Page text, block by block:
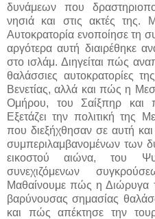
δυνάμεων που
νησιά και στις ακτές
Αυτοκρατορία ενοποίησε τη
αργότερα αυτή διαιρέθηκε
στο ισλάμ. Διηγείται πώς
θαλάσσιες αυτοκρατορίες
Βενετίας, αλλά και πώς η
Ομήρου, του Σαίξπηρ και
Εξετάζει την πολιτική της
που διεξήχθησαν σε αυτή και
συμπεριλαμβανομένων των
εικοστού αιώνα, του
συνεχιζόμενων
Μαθαίνουμε πώς η Διώρυγα
βαρύνουσας σημασίας
και πώς απέκτησε την